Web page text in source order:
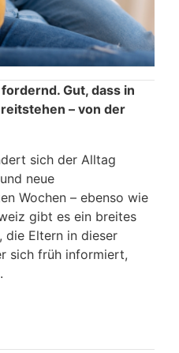
Gut, dass in
– von der
sich der Alltag
neue
Wochen – ebenso wie
gibt es ein breites
die Eltern in dieser
sich früh informiert,